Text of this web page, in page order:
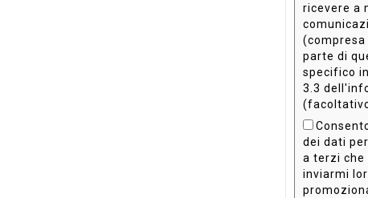
ricevere a
parte di
specifico
3.3
dei dati
a terzi che
inviarmi